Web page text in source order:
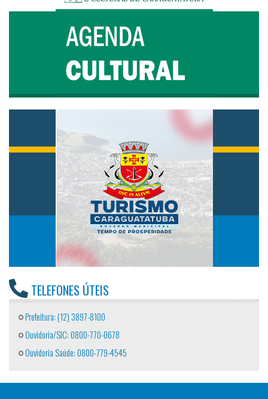
TELEFONES ÚTEIS
Prefeitura: (12) 3897-8100
Ouvidoria/SIC: 0800-770-0678
Ouvidoria Saúde: 0800-779-4545